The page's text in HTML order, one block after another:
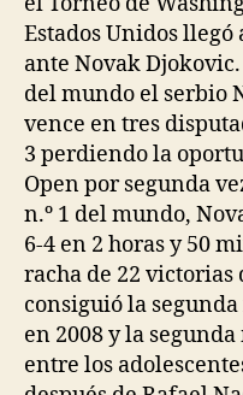
Estados Unidos
ante Novak
del mundo el serbio
vence en tres
3 perdiendo la
Open por segunda
n.º 1 del mundo,
6-4 en 2 horas y 50
racha de 22
consiguió la
en 2008 y la
entre los